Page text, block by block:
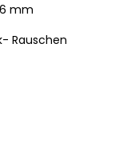
mm
Rauschen